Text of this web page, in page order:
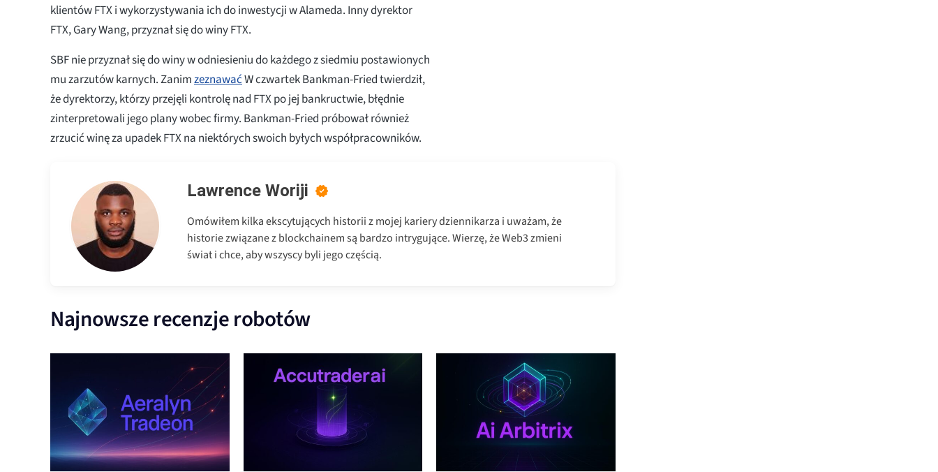
klientów FTX i wykorzystywania ich do inwestycji w Alameda. Inny dyrektor
FTX, Gary Wang, przyznał się do winy FTX.
SBF nie przyznał się do winy w odniesieniu do każdego z siedmiu postawionych
mu zarzutów karnych. ZanimzeznawaćW czwartek Bankman-Fried twierdził,
że dyrektorzy, którzy przejęli kontrolę nad FTX po jej bankructwie, błędnie
zinterpretowali jego plany wobec firmy. Bankman-Fried próbował również
zrzucić winę za upadek FTX na niektórych swoich byłych współpracowników.
Lawrence Woriji
Omówiłem kilka ekscytujących historii z mojej kariery dziennikarza i uważam, że
historie związane z blockchainem są bardzo intrygujące. Wierzę, że Web3 zmieni
świat i chce, aby wszyscy byli jego częścią.
Najnowsze recenzje robotów